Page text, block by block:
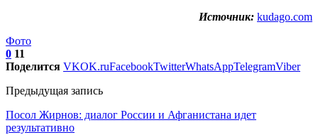
Источник: kudago.com
Фото
0 11
Поделится VKOK.ruFacebookTwitterWhatsAppTelegramViber
Предыдущая запись
Посол Жирнов: диалог России и Афганистана идет
результативно